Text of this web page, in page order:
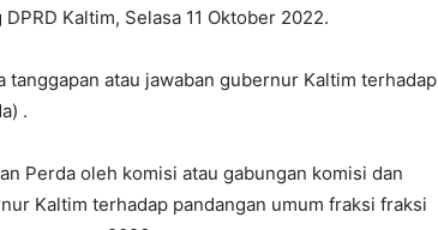
Kaltim, Selasa 11 Oktober 2022.
atau jawaban gubernur Kaltim terhadap
.
Perda oleh komisi atau gabungan komisi dan
Kaltim terhadap pandangan umum fraksi fraksi